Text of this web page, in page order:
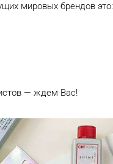
мировых брендов это:
— ждем Вас!